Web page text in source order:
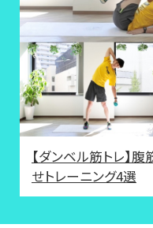
【ダンベル筋トレ】
せトレーニング4選